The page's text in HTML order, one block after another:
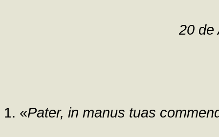
20 de
1. «Pater, in manus tuas